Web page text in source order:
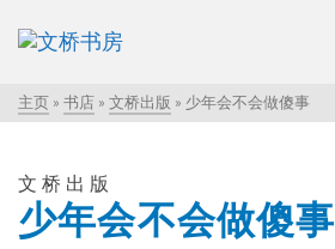
主页 » 书店 » 文桥出版 » 少年会不会做傻事
文桥出版
少年会不会做傻事